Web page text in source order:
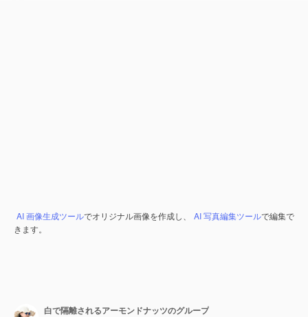
AI 画像生成ツールでオリジナル画像を作成し、 AI 写真編集ツールで編集で
きます。
白で隔離されるアーモンドナッツのグループ